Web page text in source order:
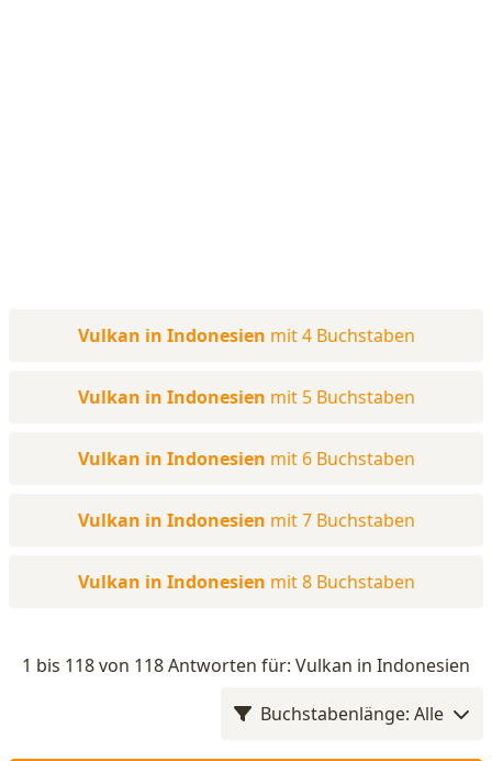
Vulkan in Indonesien mit 4 Buchstaben
Vulkan in Indonesien mit 5 Buchstaben
Vulkan in Indonesien mit 6 Buchstaben
Vulkan in Indonesien mit 7 Buchstaben
Vulkan in Indonesien mit 8 Buchstaben
1 bis 118 von 118 Antworten für: Vulkan in Indonesien
Buchstabenlänge: Alle